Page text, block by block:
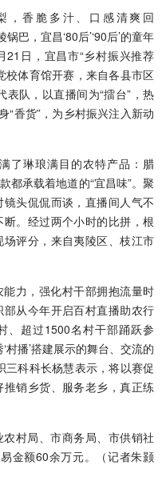
，香脆多汁、口感清爽回
巴，宜昌‘80后’‘90后’的童年
21日，宜昌市“乡村振兴推荐
校体育馆开赛，来自各县市区
队，以直播间为“擂台”，热
“香货”，为乡村振兴注入新动
了琳琅满目的农特产品：腊
承载着地道的“宜昌味”。聚
头侃侃而谈，直播间人气不
。经过两个小时的比拼，根
评分，来自夷陵区、枝江市
力，强化村干部拥抱流量时
从今年开启百村直播助农行
、超过1500名村干部踊跃参
村播’搭建展示的舞台、交流的
三科科长杨慧表示，将以赛促
销乡货、服务老乡，真正练
村局、市商务局、市供销社
金额60余万元。（记者朱颢